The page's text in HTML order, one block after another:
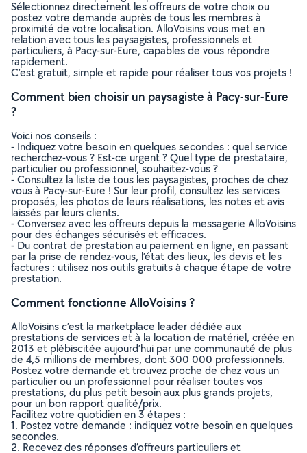
Sélectionnez directement les offreurs de votre choix ou
postez votre demande auprès de tous les membres à
proximité de votre localisation. AlloVoisins vous met en
relation avec tous les paysagistes, professionnels et
particuliers, à Pacy-sur-Eure, capables de vous répondre
rapidement.
C’est gratuit, simple et rapide pour réaliser tous vos projets !
Comment bien choisir un paysagiste à Pacy-sur-Eure
?
Voici nos conseils :
- Indiquez votre besoin en quelques secondes : quel service
recherchez-vous ? Est-ce urgent ? Quel type de prestataire,
particulier ou professionnel, souhaitez-vous ?
- Consultez la liste de tous les paysagistes, proches de chez
vous à Pacy-sur-Eure ! Sur leur profil, consultez les services
proposés, les photos de leurs réalisations, les notes et avis
laissés par leurs clients.
- Conversez avec les offreurs depuis la messagerie AlloVoisins
pour des échanges sécurisés et efficaces.
- Du contrat de prestation au paiement en ligne, en passant
par la prise de rendez-vous, l’état des lieux, les devis et les
factures : utilisez nos outils gratuits à chaque étape de votre
prestation.
Comment fonctionne AlloVoisins ?
AlloVoisins c’est la marketplace leader dédiée aux
prestations de services et à la location de matériel, créée en
2013 et plébiscitée aujourd’hui par une communauté de plus
de 4,5 millions de membres, dont 300 000 professionnels.
Postez votre demande et trouvez proche de chez vous un
particulier ou un professionnel pour réaliser toutes vos
prestations, du plus petit besoin aux plus grands projets,
pour un bon rapport qualité/prix.
Facilitez votre quotidien en 3 étapes :
1. Postez votre demande : indiquez votre besoin en quelques
secondes.
2. Recevez des réponses d’offreurs particuliers et